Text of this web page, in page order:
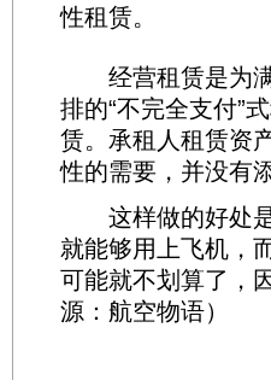
性租赁。
经营租赁是为满
排的“不完全支付”
赁。承租人租赁资
性的需要，并没有
这样做的好处是
就能够用上飞机，
可能就不划算了，
源：航空物语）